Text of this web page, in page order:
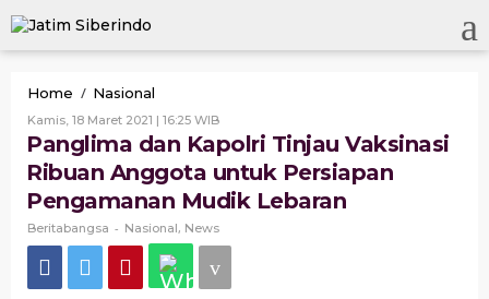
to
content
Home / Nasional
dan
Kapolri
Tinjau
Vaksinasi
Ribuan
Anggota
untuk
Persiapan
Pengamanan
Mudik
Kamis, 18 Maret 2021 | 16:25 WIBOleh
Beritabangsa
Panglima dan Kapolri Tinjau Vaksinasi
Ribuan Anggota untuk Persiapan
Pengamanan Mudik Lebaran
Beritabangsa - Nasional, News